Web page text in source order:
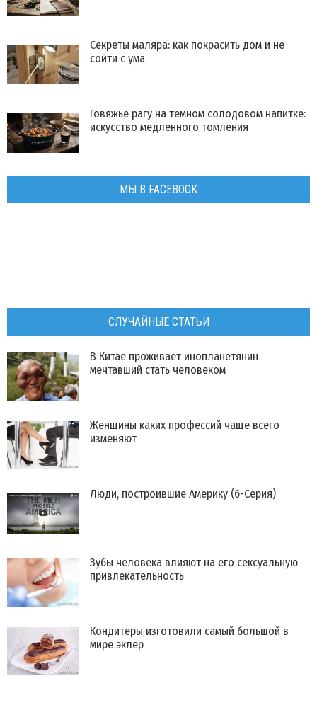
Секреты маляра: как покрасить дом и не
сойти с ума
Говяжье рагу на темном солодовом напитке:
искусство медленного томления
МЫ В FACEBOOK
СЛУЧАЙНЫЕ СТАТЬИ
В Китае проживает инопланетянин
мечтавший стать человеком
​Женщины каких профессий чаще всего
изменяют
Люди, построившие Америку (6-Серия)
​Зубы человека влияют на его сексуальную
привлекательность
Кондитеры изготовили самый большой в
мире эклер